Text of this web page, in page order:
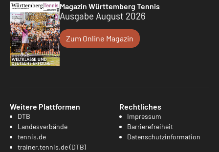
Magazin Württemberg Tennis
Ausgabe August 2026
Zum Online Magazin
Weitere Plattformen
DTB
Landesverbände
tennis.de
trainer.tennis.de (DTB)
Rechtliches
Impressum
Barrierefreiheit
Datenschutzinformation